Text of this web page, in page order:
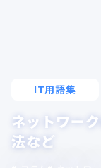
IT用語集
ネットワー
法など